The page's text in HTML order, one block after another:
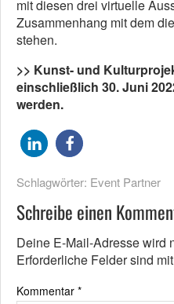
mit diesen drei virtuelle
Zusammenhang mit dem
stehen.
>> Kunst- und
einschließlich 30. Juni
werden.
Schlagwörter: Event Partner
Schreibe einen
Deine E-Mail-Adresse wird
Erforderliche Felder sind mit
Kommentar *